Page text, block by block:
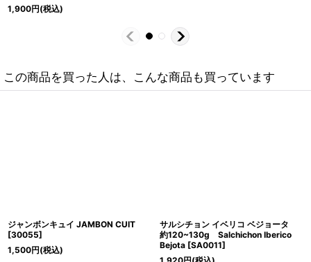
1,900円(税込)
この商品を買った人は、こんな商品も買っています
ジャンボンキュイ JAMBON CUIT
[30055]
1,500円(税込)
サルシチョン イベリコ ベジョータ
約120~130g Salchichon Iberico
Bejota [SA0011]